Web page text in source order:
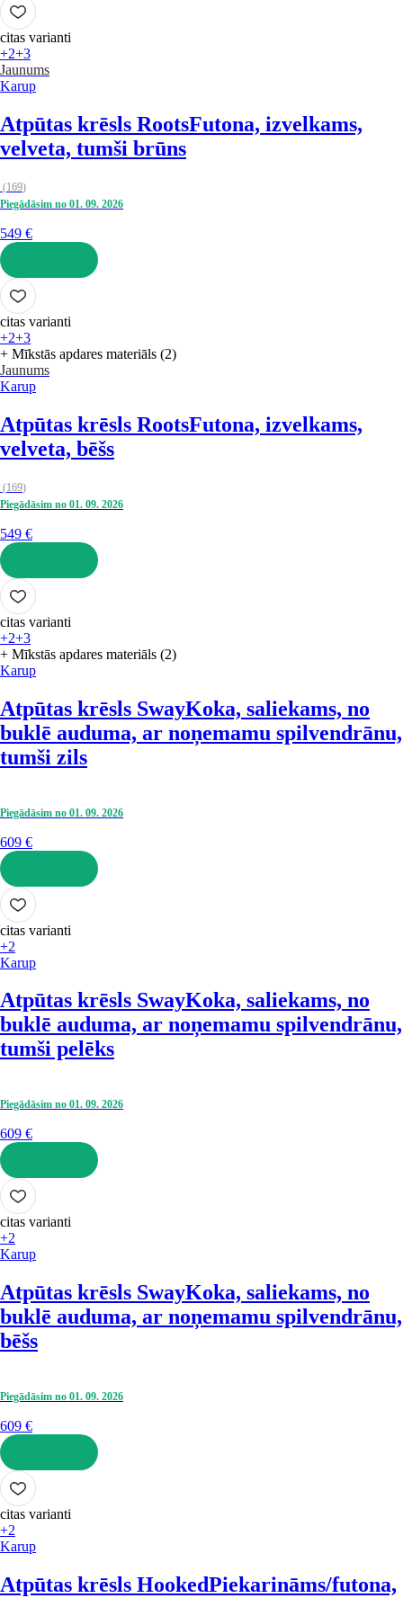
citas varianti
+2+3
Jaunums
Karup
Atpūtas krēsls RootsFutona, izvelkams,
velveta, tumši brūns
(169)
Piegādāsim no 01. 09. 2026
549 €
LIKT GROZĀ
citas varianti
+2+3
+ Mīkstās apdares materiāls (2)
Jaunums
Karup
Atpūtas krēsls RootsFutona, izvelkams,
velveta, bēšs
(169)
Piegādāsim no 01. 09. 2026
549 €
LIKT GROZĀ
citas varianti
+2+3
+ Mīkstās apdares materiāls (2)
Karup
Atpūtas krēsls SwayKoka, saliekams, no
buklē auduma, ar noņemamu spilvendrānu,
tumši zils
Piegādāsim no 01. 09. 2026
609 €
LIKT GROZĀ
citas varianti
+2
Karup
Atpūtas krēsls SwayKoka, saliekams, no
buklē auduma, ar noņemamu spilvendrānu,
tumši pelēks
Piegādāsim no 01. 09. 2026
609 €
LIKT GROZĀ
citas varianti
+2
Karup
Atpūtas krēsls SwayKoka, saliekams, no
buklē auduma, ar noņemamu spilvendrānu,
bēšs
Piegādāsim no 01. 09. 2026
609 €
LIKT GROZĀ
citas varianti
+2
Karup
Atpūtas krēsls HookedPiekarināms/futona,